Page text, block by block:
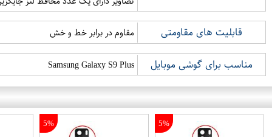
قابلیت های مقاومتی مقاوم در برابر خط و خش
مناسب برای گوشی موبایل Samsung Galaxy S9 Plus
5%
5%